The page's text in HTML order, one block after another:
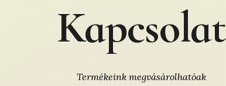
Kapcsolat
Termékeink megvásárolhatóak